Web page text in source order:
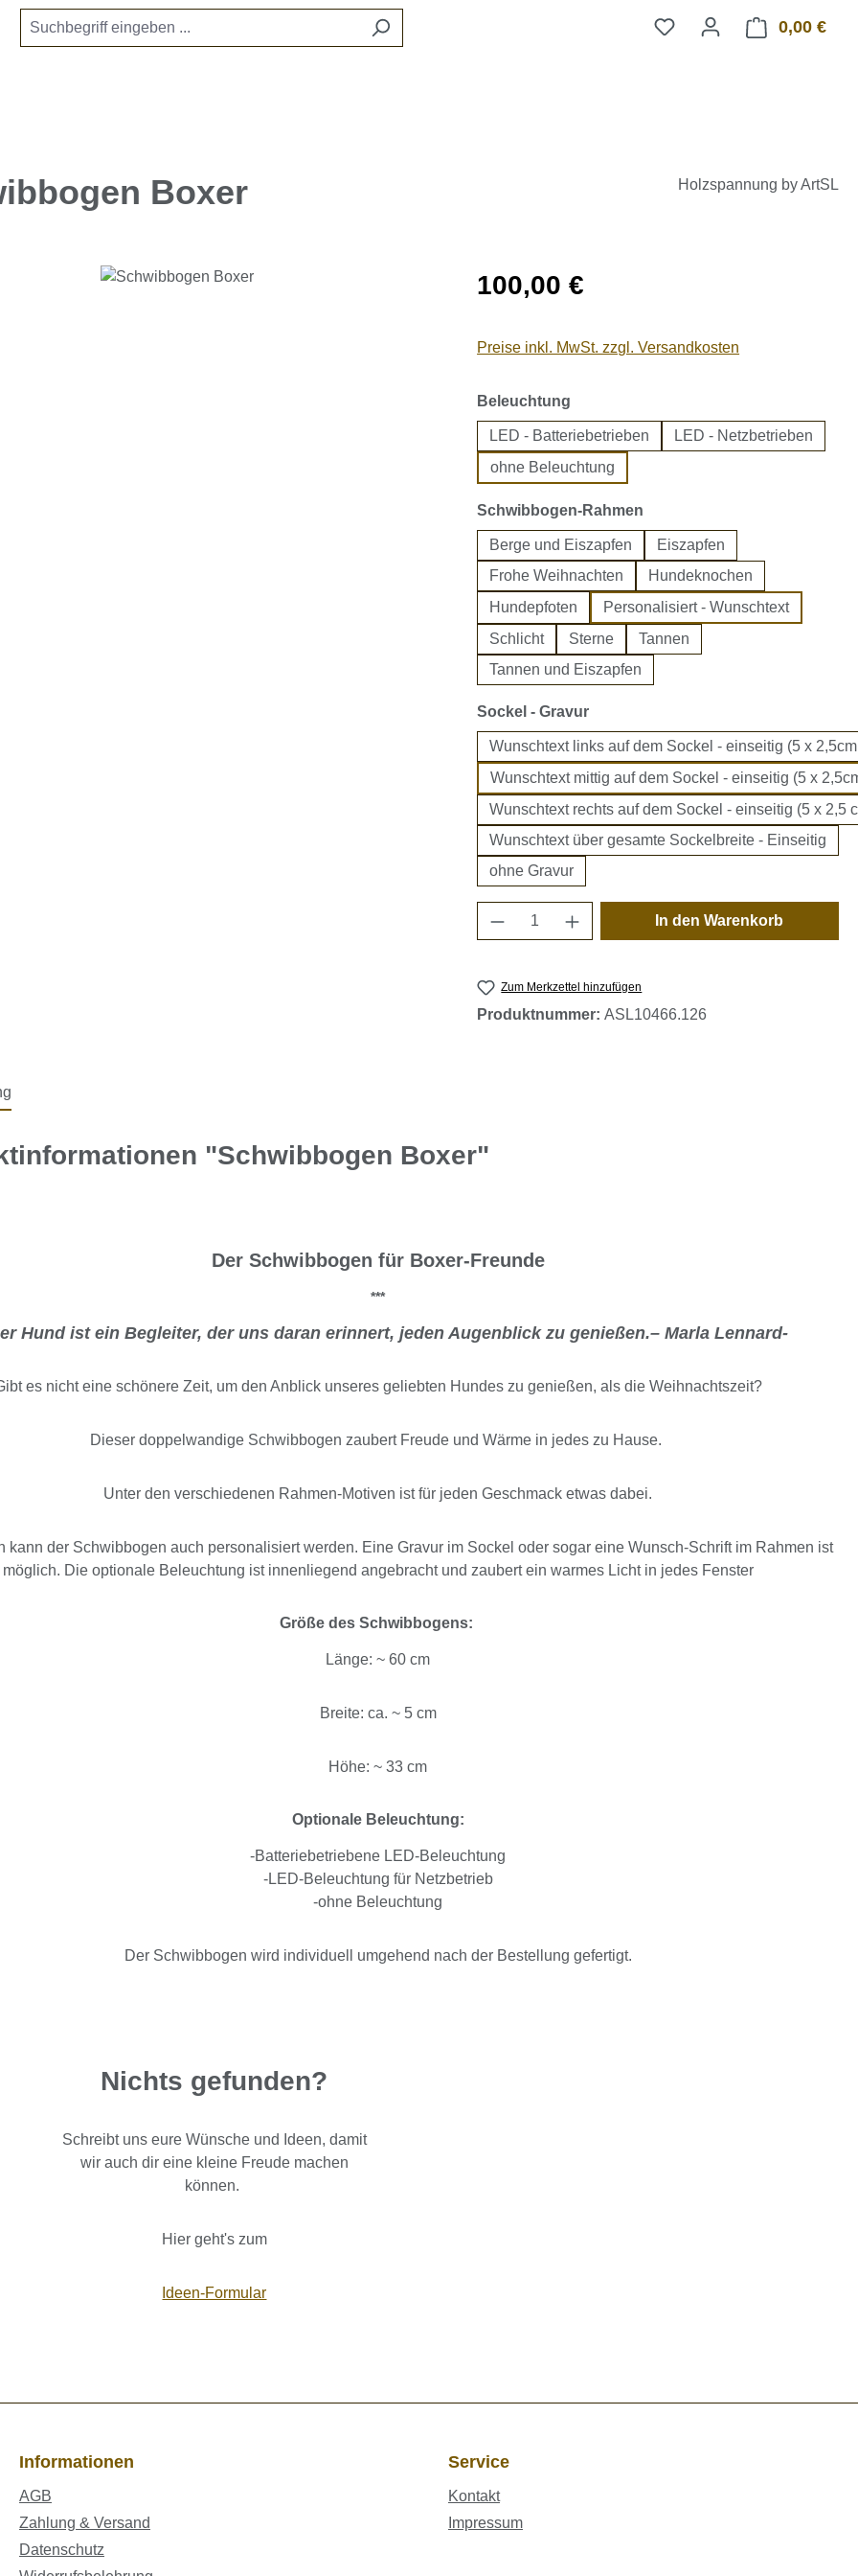
0,00 €
Boxer Holzspannung by ArtSL
Regulärer Preis:
100,00 €
Preise inkl. MwSt. zzgl. Versandkosten
Beleuchtung
LED - Batteriebetrieben
LED - Netzbetrieben
ohne Beleuchtung
Schwibbogen-Rahmen
Berge und Eiszapfen
Eiszapfen
Frohe Weihnachten
Hundeknochen
Hundepfoten
Personalisiert - Wunschtext
Schlicht
Sterne
Tannen
Tannen und Eiszapfen
Sockel - Gravurauswählen
Wunschtext links auf dem Sockel - einseitig (5 x
Wunschtext mittig auf dem Sockel - einseitig (5 x
Wunschtext rechts auf dem Sockel - einseitig (5 x 2,5
Wunschtext über gesamte Sockelbreite - Einseitig
ohne Gravur
Produkt Anzahl: Gib den
In den Warenkorb
Zum Merkzettel hinzufügen
Produktnummer:ASL10466.126
"Schwibbogen Boxer"
Der Schwibbogen für Boxer-Freunde
***
Hund ist ein Begleiter, der uns daran erinnert, jeden Augenblick zu genießen.– Marla Lennard-
es nicht eine schönere Zeit, um den Anblick unseres geliebten Hundes zu genießen, als die Weihnachtszeit?
Dieser doppelwandige Schwibbogen zaubert Freude und Wärme in jedes zu Hause.
Unter den verschiedenen Rahmen-Motiven ist für jeden Geschmack etwas dabei.
kann der Schwibbogen auch personalisiert werden. Eine Gravur im Sockel oder sogar eine Wunsch-Schrift im Rahmen ist
möglich. Die optionale Beleuchtung ist innenliegend angebracht und zaubert ein warmes Licht in jedes Fenster
Größe des Schwibbogens:
Länge: ~ 60 cm
Breite: ca. ~ 5 cm
Höhe: ~ 33 cm
Optionale Beleuchtung:
-Batteriebetriebene LED-Beleuchtung
-LED-Beleuchtung für Netzbetrieb
-ohne Beleuchtung
Der Schwibbogen wird individuell umgehend nach der Bestellung gefertigt.
Nichts gefunden?
Schreibt uns eure Wünsche und Ideen, damit
wir auch dir eine kleine Freude machen
können.
Hier geht's zum
Ideen-Formular
Informationen
AGB
Zahlung & Versand
Datenschutz
Service
Kontakt
Impressum